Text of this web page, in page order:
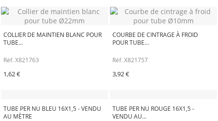
COLLIER DE MAINTIEN BLANC POUR
TUBE...
Réf. X821763
1,62 €
COURBE DE CINTRAGE À FROID
POUR TUBE...
Réf. X821757
3,92 €
TUBE PER NU BLEU 16X1,5 - VENDU
AU MÈTRE
TUBE PER NU ROUGE 16X1,5 -
VENDU AU...